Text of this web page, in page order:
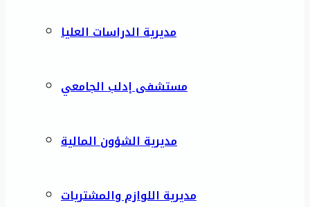
مديرية الدراسات العليا
مستشفى إدلب الجامعي
مديرية الشؤون المالية
مديرية اللوازم والمشتريات